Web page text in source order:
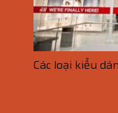
Các loại kiểu